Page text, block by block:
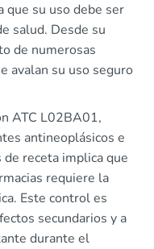
que su uso debe ser
salud. Desde su
de numerosas
avalan su uso seguro
ATC L02BA01,
antineoplásicos e
receta implica que
requiere la
Este control es
secundarios y a
durante el